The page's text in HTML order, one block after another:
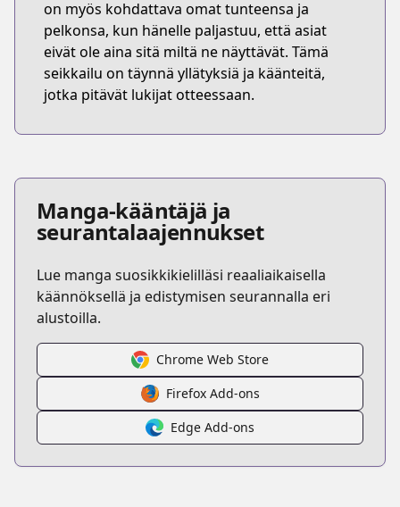
on myös kohdattava omat tunteensa ja
pelkonsa, kun hänelle paljastuu, että asiat
eivät ole aina sitä miltä ne näyttävät. Tämä
seikkailu on täynnä yllätyksiä ja käänteitä,
jotka pitävät lukijat otteessaan.
Manga-kääntäjä ja
seurantalaajennukset
Lue manga suosikkikielilläsi reaaliaikaisella
käännöksellä ja edistymisen seurannalla eri
alustoilla.
Chrome Web Store
Firefox Add-ons
Edge Add-ons